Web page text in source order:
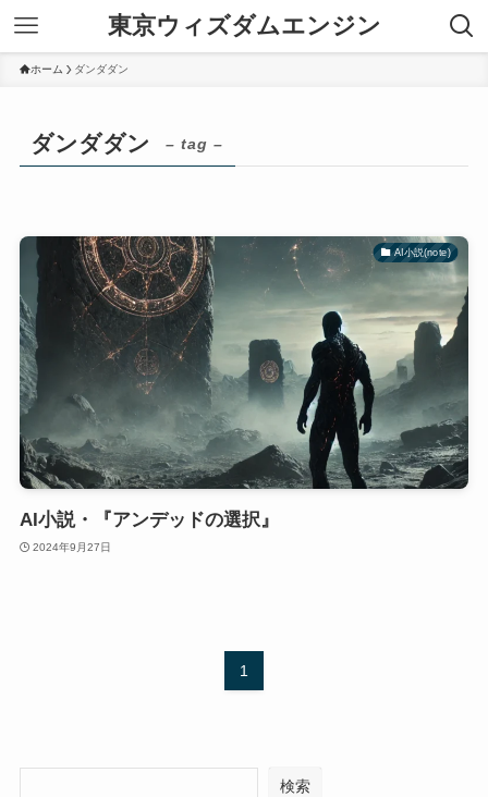
東京ウィズダムエンジン
ホーム ダンダダン
ダンダダン – tag –
AI小説(note)
AI小説・『アンデッドの選択』
2024年9月27日
1
検索